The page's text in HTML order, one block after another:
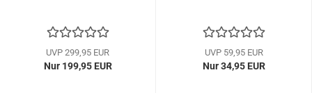
UVP 299,95 EUR
Nur 199,95 EUR
UVP 59,95 EUR
Nur 34,95 EUR